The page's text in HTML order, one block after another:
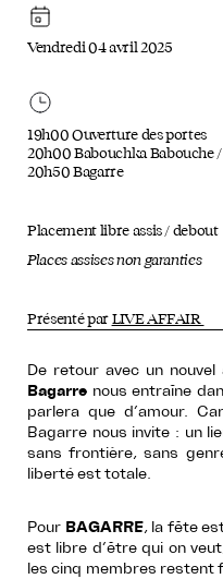
De retour avec un
Bagarre nous entraîne
parlera que d’amour.
Bagarre nous invite : un
sans frontière, sans
liberté est totale.
Pour BAGARRE, la fête
est libre d’être qui on
les cinq membres restent
Vendredi 04 avril 2025
19h00 Ouverture des portes
20h00 Babouchka Babouche
20h50 Bagarre
Placement libre assis / debout
Places assises non garanties
Présenté par LIVE AFFAIR